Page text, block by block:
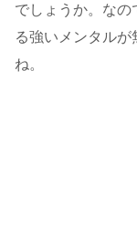
でしょうか。なの
る強いメンタル
ね。